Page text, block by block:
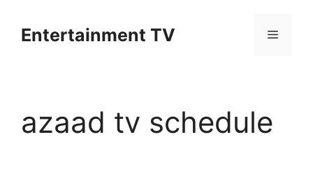
contentEntertainment TV Menu
azaad tv schedule